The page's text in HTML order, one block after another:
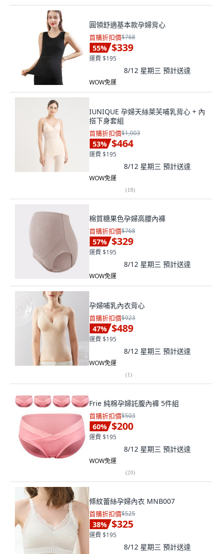
圓領舒適基本款孕婦背心
首購折扣價$768
55% $339
運費 $195
8/12 星期三 預計送達
WOW免運
IUNIQUE 孕婦天絲萊芙哺乳背心 + 內
搭下身套組
首購折扣價$1,003
53% $464
運費 $195
8/12 星期三 預計送達
WOW免運
(18)
棉質糖果色孕婦高腰內褲
首購折扣價$768
57% $329
運費 $195
8/12 星期三 預計送達
WOW免運
孕婦哺乳內衣背心
首購折扣價$923
47% $489
運費 $195
8/12 星期三 預計送達
WOW免運
(1)
Frie 純棉孕婦託腹內褲 5件組
首購折扣價$503
60% $200
運費 $195
8/12 星期三 預計送達
WOW免運
(20)
條紋蕾絲孕婦內衣 MNB007
首購折扣價$525
38% $325
運費 $195
8/12 星期三 預計送達